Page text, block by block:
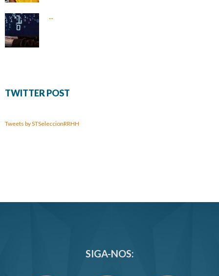
...
TWITTER POST
Tweets by STSeleccionRRHH
SIGA-NOS: